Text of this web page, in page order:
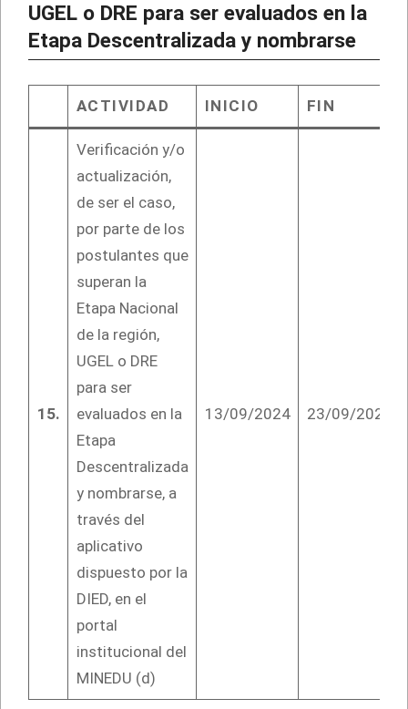
UGEL o DRE para ser evaluados en la
Etapa Descentralizada y nombrarse
ACTIVIDAD INICIO FIN
15.
Verificación y/o
actualización,
de ser el caso,
por parte de los
postulantes que
superan la
Etapa Nacional
de la región,
UGEL o DRE
para ser
evaluados en la
Etapa
Descentralizada
y nombrarse, a
través del
aplicativo
dispuesto por la
DIED, en el
portal
institucional del
MINEDU (d)
13/09/2024 23/09/2024